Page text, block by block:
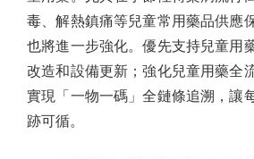
毒、解熱鎮痛等兒童常用藥品供應
也將進一步強化。優先支持兒童用
改造和設備更新；強化兒童用藥全
實現「一物一碼」全鏈條追溯，讓
跡可循。